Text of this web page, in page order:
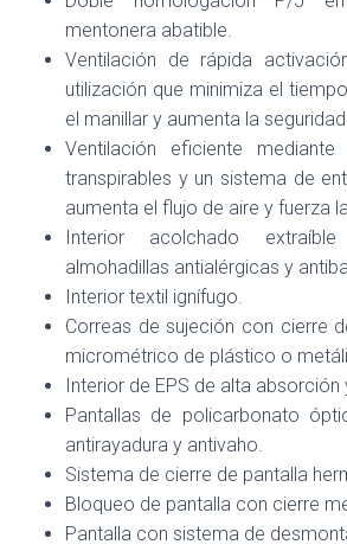
mentonera abatible.
Ventilación de rápida
utilización que minimiza el
el manillar y aumenta la
Ventilación eficiente
transpirables y un sistema de
aumenta el flujo de aire y fuerza
Interior acolchado
almohadillas antialérgicas y
Interior textil ignífugo.
Correas de sujeción con cierre
micrométrico de plástico o
Interior de EPS de alta
Pantallas de policarbonato
antirayadura y antivaho.
Sistema de cierre de pantalla
Bloqueo de pantalla con cierre
Pantalla con sistema de